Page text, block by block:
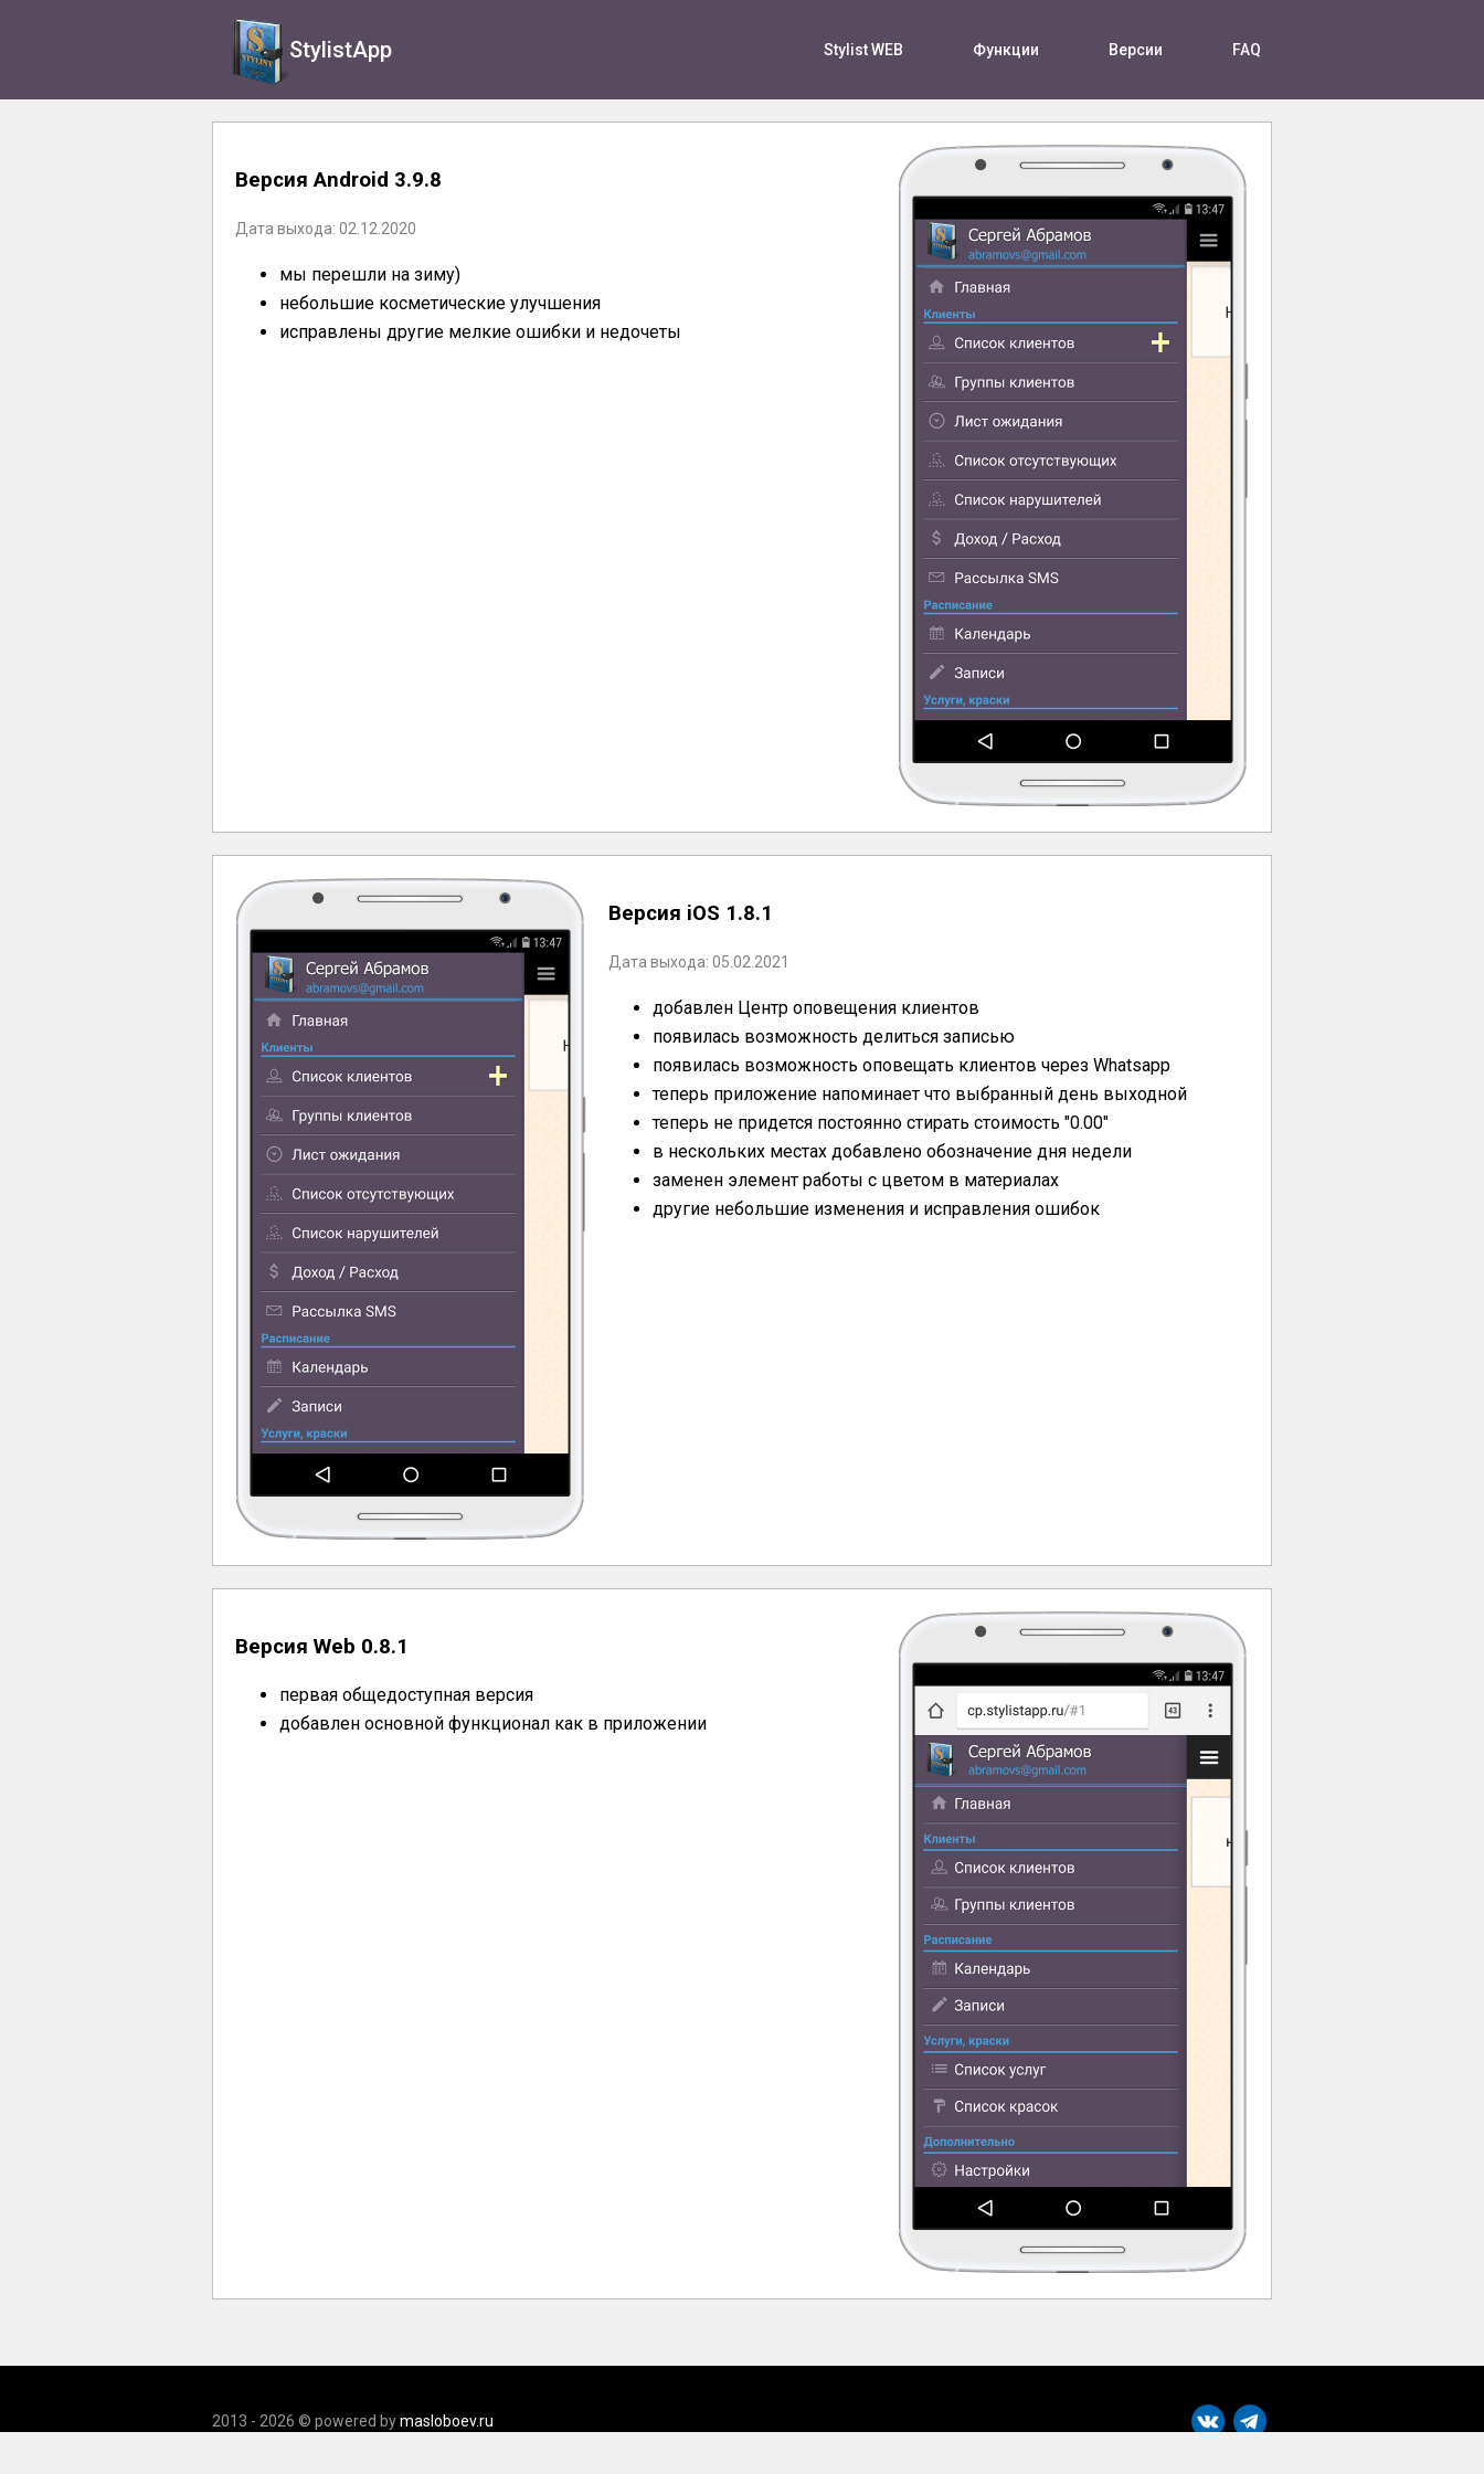
StylistApp Stylist WEB Функции Версии FAQ
Версия Android 3.9.8
Дата выхода: 02.12.2020
мы перешли на зиму)
небольшие косметические улучшения
исправлены другие мелкие ошибки и недочеты
Версия iOS 1.8.1
Дата выхода: 05.02.2021
добавлен Центр оповещения клиентов
появилась возможность делиться записью
появилась возможность оповещать клиентов через Whatsapp
теперь приложение напоминает что выбранный день выходной
теперь не придется постоянно стирать стоимость "0.00"
в нескольких местах добавлено обозначение дня недели
заменен элемент работы с цветом в материалах
другие небольшие изменения и исправления ошибок
Версия Web 0.8.1
первая общедоступная версия
добавлен основной функционал как в приложении
2013 - 2026 © powered bymasloboev.ru